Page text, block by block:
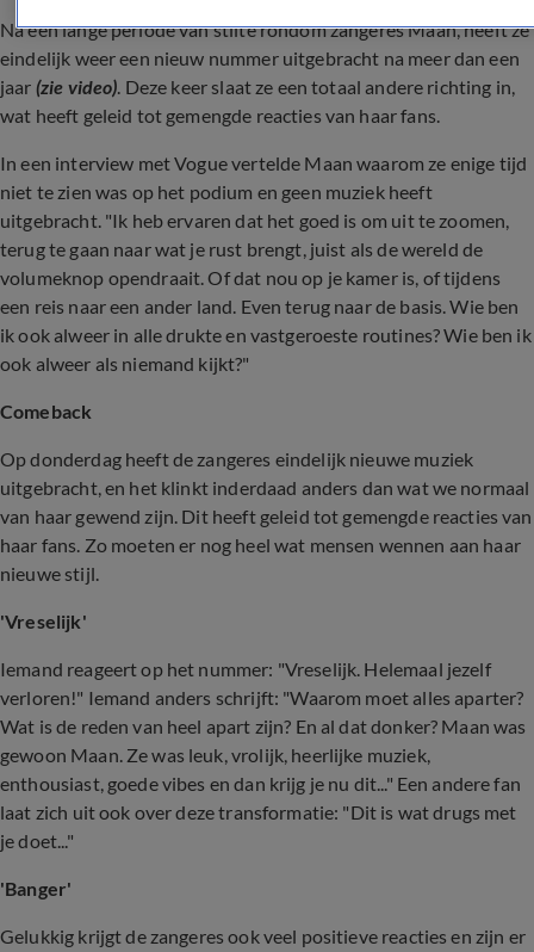
Na een lange periode van stilte rondom zangeres Maan, heeft ze
eindelijk weer een nieuw nummer uitgebracht na meer dan een
jaar (zie video). Deze keer slaat ze een totaal andere richting in,
wat heeft geleid tot gemengde reacties van haar fans.
In een interview met Vogue vertelde Maan waarom ze enige tijd
niet te zien was op het podium en geen muziek heeft
uitgebracht. "Ik heb ervaren dat het goed is om uit te zoomen,
terug te gaan naar wat je rust brengt, juist als de wereld de
volumeknop opendraait. Of dat nou op je kamer is, of tijdens
een reis naar een ander land. Even terug naar de basis. Wie ben
ik ook alweer in alle drukte en vastgeroeste routines? Wie ben ik
ook alweer als niemand kijkt?"
Comeback
Op donderdag heeft de zangeres eindelijk nieuwe muziek
uitgebracht, en het klinkt inderdaad anders dan wat we normaal
van haar gewend zijn. Dit heeft geleid tot gemengde reacties van
haar fans. Zo moeten er nog heel wat mensen wennen aan haar
nieuwe stijl.
'Vreselijk'
Iemand reageert op het nummer: "Vreselijk. Helemaal jezelf
verloren!" Iemand anders schrijft: "Waarom moet alles aparter?
Wat is de reden van heel apart zijn? En al dat donker? Maan was
gewoon Maan. Ze was leuk, vrolijk, heerlijke muziek,
enthousiast, goede vibes en dan krijg je nu dit..." Een andere fan
laat zich uit ook over deze transformatie: "Dit is wat drugs met
je doet..."
'Banger'
Gelukkig krijgt de zangeres ook veel positieve reacties en zijn er